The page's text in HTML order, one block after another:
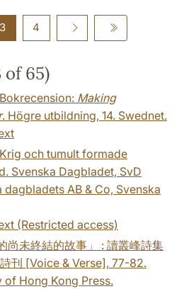
3 4
of 65)
Making
. Högre utbildning, 14. Swednet.
och tumult formade
Svenska Dagbladet, SvD
dagbladets AB & Co, Svenska
(Restricted access)
尚未終結的故事」 : 讀叢峰詩集
詩刊 [Voice & Verse], 77-82.
of Hong Kong Press.